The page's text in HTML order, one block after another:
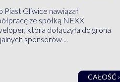
Piast Gliwice nawiązał
ze spółką NEXX
która dołączyła do grona
sponsorów ...
CAŁOŚĆ ›